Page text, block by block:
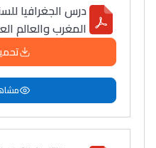
مسار عبد العزيز
المبدع فمجال
النحت اللي كيحلم
أكادير أوفلا
سقطت فالباك و سنة
درس الجغرافيا
المغرب والعالم